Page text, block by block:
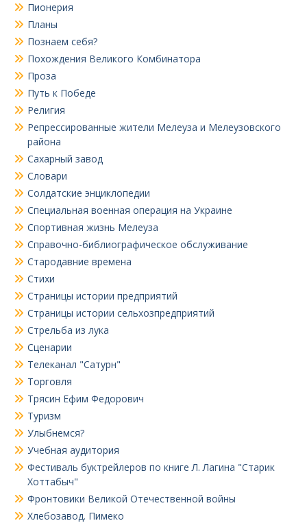
Пионерия
Планы
Познаем себя?
Похождения Великого Комбинатора
Проза
Путь к Победе
Религия
Репрессированные жители Мелеуза и Мелеузовского
района
Сахарный завод
Словари
Солдатские энциклопедии
Специальная военная операция на Украине
Спортивная жизнь Мелеуза
Справочно-библиографическое обслуживание
Стародавние времена
Стихи
Страницы истории предприятий
Страницы истории сельхозпредприятий
Стрельба из лука
Сценарии
Телеканал "Сатурн"
Торговля
Трясин Ефим Федорович
Туризм
Улыбнемся?
Учебная аудитория
Фестиваль буктрейлеров по книге Л. Лагина "Старик
Хоттабыч"
Фронтовики Великой Отечественной войны
Хлебозавод. Пимеко